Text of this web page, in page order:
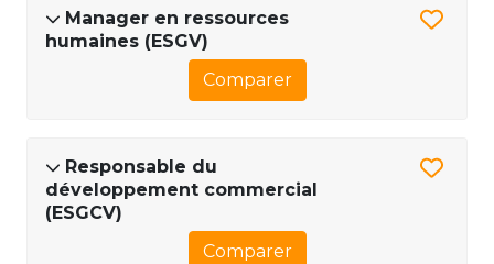
Manager en ressources
humaines (ESGV)
Comparer
Responsable du
développement commercial
(ESGCV)
Comparer